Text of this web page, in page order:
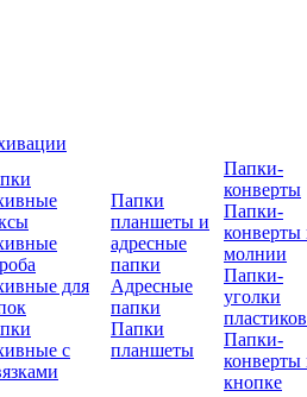
для
с
Папки
планшеты и
адресные
папки
Адресные
папки
Папки
планшеты
Папки-
конверты
Папки-
конверты
молнии
Папки-
уголки
Папки-
конверты
кнопке